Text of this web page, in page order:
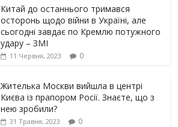
Китай до останнього тримався
осторонь щодо вiйни в Україні, але
сьогодні завдає по Кремлю потужного
yдарy – ЗМІ
11 Червня, 2023 0
Жителька Москви вийшла в центрі
Києва із прапором Росії. Знаєте, що з
нею зробили?
31 Травня, 2023 0